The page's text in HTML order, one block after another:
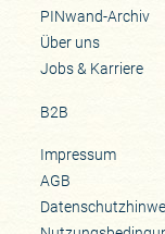
PINwand-Archiv
Über uns
Jobs & Karriere
B2B
Impressum
AGB